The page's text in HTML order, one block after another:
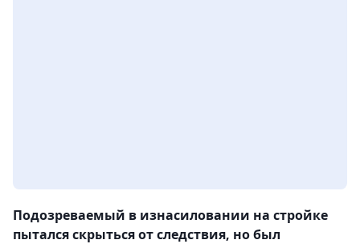
Подозреваемый в изнасиловании на стройке
пытался скрыться от следствия, но был